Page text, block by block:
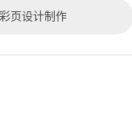
页设计制作